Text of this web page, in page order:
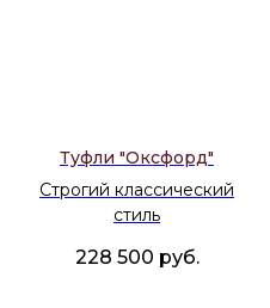
Туфли "Оксфорд"
Строгий классический
стиль
228 500 руб.